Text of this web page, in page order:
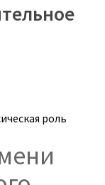
роль